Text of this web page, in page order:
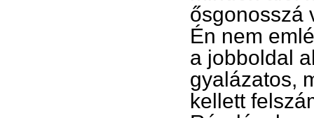
ősgonosszá
Én nem
a jobboldal
gyalázatos,
kellett